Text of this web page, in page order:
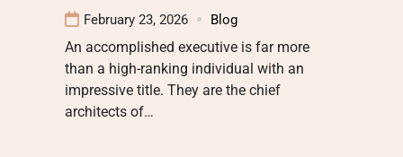
February 23, 2026 Blog
An accomplished executive is far more
than a high-ranking individual with an
impressive title. They are the chief
architects of…